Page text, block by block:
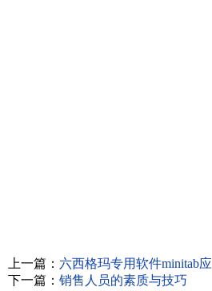
上一篇： 六西格玛专用软件minitab应
下一篇： 销售人员的素质与技巧